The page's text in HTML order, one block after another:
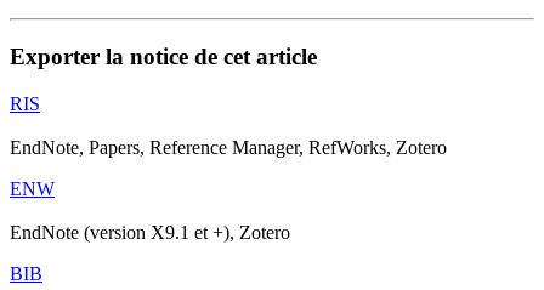
Exporter la notice de cet article
RIS
EndNote, Papers, Reference Manager, RefWorks, Zotero
ENW
EndNote (version X9.1 et +), Zotero
BIB